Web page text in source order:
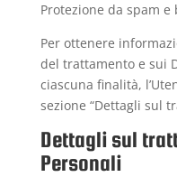
Protezione da spam e
Per ottenere
del trattamento e sui
ciascuna finalità,
sezione “Dettagli sul
Dettagli sul
Personali